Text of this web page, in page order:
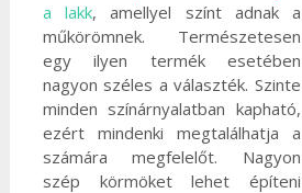
a lakk, amellyel színt adnak a
műkörömnek. Természetesen
egy ilyen termék esetében
nagyon széles a választék. Szinte
minden színárnyalatban kapható,
ezért mindenki megtalálhatja a
számára megfelelőt. Nagyon
szép körmöket lehet építeni